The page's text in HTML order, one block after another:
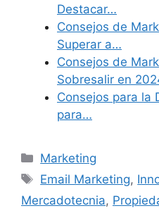
Destacar…
Consejos de
Superar a…
Consejos de
Sobresalir en
Consejos para la
para…
Categories
Marketing
Tags
Email Marketing,
Mercadotecnia,